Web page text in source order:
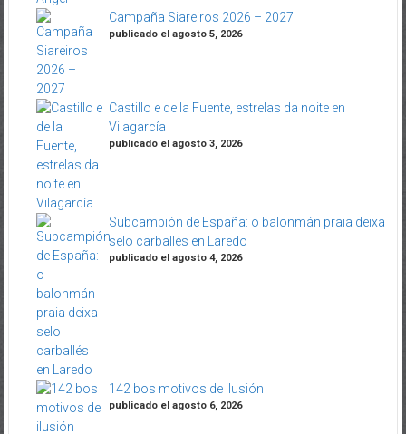
Campaña Siareiros 2026 – 2027
publicado el agosto 5, 2026
Castillo e de la Fuente, estrelas da noite en
Vilagarcía
publicado el agosto 3, 2026
Subcampión de España: o balonmán praia deixa
selo carballés en Laredo
publicado el agosto 4, 2026
142 bos motivos de ilusión
publicado el agosto 6, 2026